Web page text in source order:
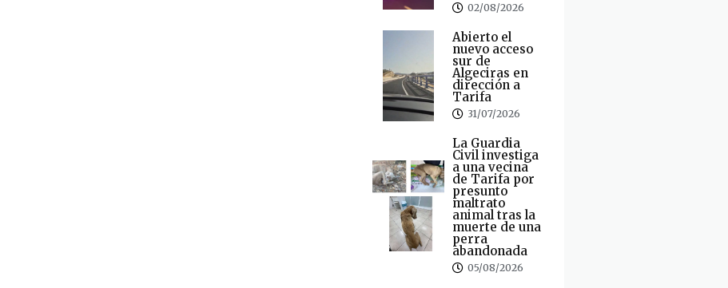
02/08/2026
Abierto el
nuevo acceso
sur de
Algeciras en
dirección a
Tarifa
31/07/2026
La Guardia
Civil investiga
a una vecina
de Tarifa por
presunto
maltrato
animal tras la
muerte de una
perra
abandonada
05/08/2026